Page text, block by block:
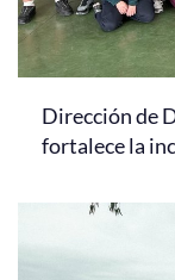
Dirección de
fortalece la